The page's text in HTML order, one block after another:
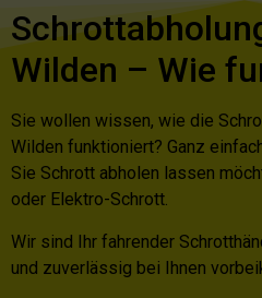
Wilden – Wie
Sie wollen wissen, wie die
Wilden funktioniert? Ganz
Sie Schrott abholen lassen
oder Elektro-Schrott.
Wir sind Ihr fahrender
und zuverlässig bei Ihnen